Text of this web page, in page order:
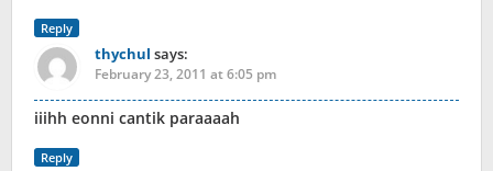
Reply
thychul says:
February 23, 2011 at 6:05 pm
iiihh eonni cantik paraaaah
Reply